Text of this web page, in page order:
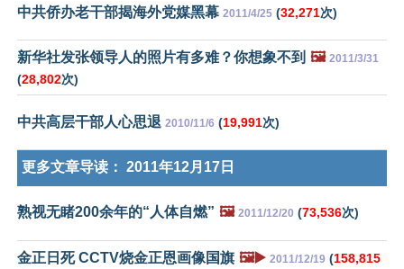
中共侨办老干部揭海外党媒黑幕 2011/4/25 (32,271次)
新华社发张领导人的照片有多难？你想象不到 🖼️ 2011/3/31
(28,802次)
中共高层干部人心思退 2010/11/6 (19,991次)
更多文章导读： 2011年12月17日
熟视无睹200余年的“人体自燃” 🖼️ 2011/12/20 (73,536次)
金正日死 CCTV烧金正恩画像国旗 🖼️▶️ 2011/12/19 (158,815